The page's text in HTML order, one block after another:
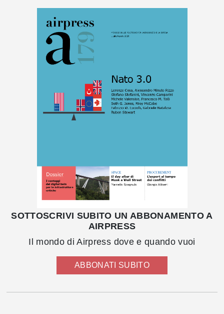
SOTTOSCRIVI SUBITO UN ABBONAMENTO A
AIRPRESS
Il mondo di Airpress dove e quando vuoi
ABBONATI SUBITO